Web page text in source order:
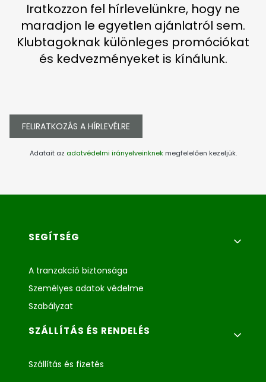
Iratkozzon fel hírlevelünkre, hogy ne
maradjon le egyetlen ajánlatról sem.
Klubtagoknak különleges promóciókat
és kedvezményeket is kínálunk.
FELIRATKOZÁS A HÍRLEVÉLRE
Adatait az adatvédelmi irányelveinknekmegfelelően kezeljük.
Lábléc menü
SEGÍTSÉG
A tranzakció biztonsága
Személyes adatok védelme
Szabályzat
SZÁLLÍTÁS ÉS RENDELÉS
Szállítás és fizetés